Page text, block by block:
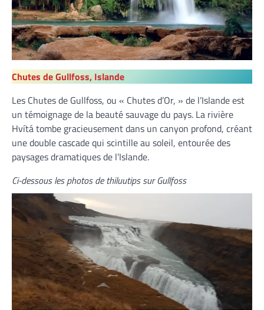
Chutes de Gullfoss, Islande
Les Chutes de Gullfoss, ou « Chutes d’Or, » de l’Islande est
un témoignage de la beauté sauvage du pays. La rivière
Hvítá tombe gracieusement dans un canyon profond, créant
une double cascade qui scintille au soleil, entourée des
paysages dramatiques de l’Islande.
Ci-dessous les photos de thiluutips sur Gullfoss